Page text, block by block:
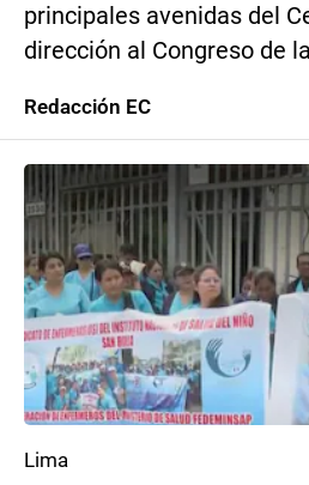
principales avenidas del
dirección al Congreso de
Redacción EC
Lima